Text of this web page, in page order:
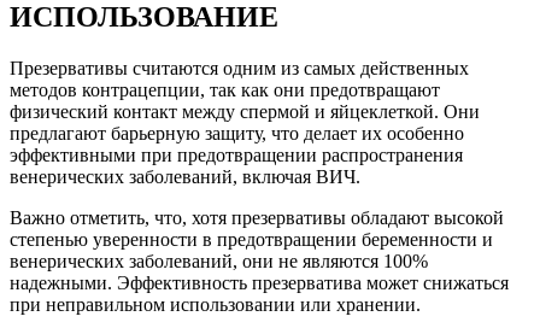
ИСПОЛЬЗОВАНИЕ
Презервативы считаются одним из самых действенных
методов контрацепции, так как они предотвращают
физический контакт между спермой и яйцеклеткой. Они
предлагают барьерную защиту, что делает их особенно
эффективными при предотвращении распространения
венерических заболеваний, включая ВИЧ.
Важно отметить, что, хотя презервативы обладают высокой
степенью уверенности в предотвращении беременности и
венерических заболеваний, они не являются 100%
надежными. Эффективность презерватива может снижаться
при неправильном использовании или хранении.